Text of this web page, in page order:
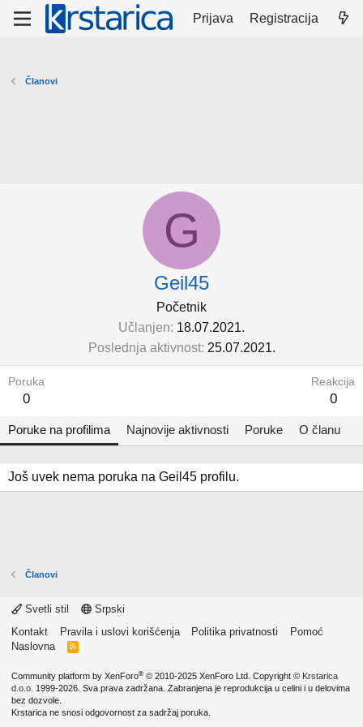
Prijava Registracija
Članovi
G
Geil45
Početnik
Učlanjen 18.07.2021.
Poslednja aktivnost 25.07.2021.
Poruka
0
Reakcija
0
Poruke na profilima Najnovije aktivnosti Poruke O članu
Još uvek nema poruka na Geil45 profilu.
Članovi
Svetli stil
Srpski
Kontakt
Pravila i uslovi korišćenja Politika privatnosti
Pomoć
Naslovna
R
Community platform by XenForo® © 2010-2025 XenForo Ltd. Copyright © Krstarica
d.o.o. 1999-2026. Sva prava zadržana. Zabranjena je reprodukcija u celini i u delovima
bez dozvole.
Krstarica ne snosi odgovornost za sadržaj poruka.